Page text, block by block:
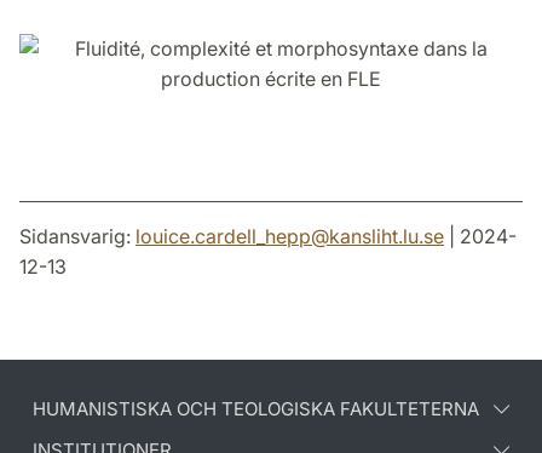
Sidansvarig: louice.cardell_hepp@kansliht.lu.se | 2024-
12-13
HUMANISTISKA OCH TEOLOGISKA FAKULTETERNA